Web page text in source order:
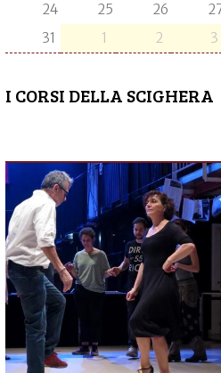
24
25 26
31
1 2 3
I CORSI DELLA SCIGHERA